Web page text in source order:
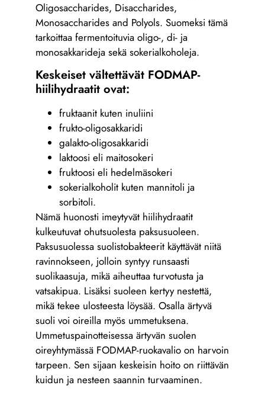
Oligosaccharides, Disaccharides,
Monosaccharides and Polyols. Suomeksi tämä
tarkoittaa fermentoituvia oligo-, di- ja
monosakkarideja sekä sokerialkoholeja.
Keskeiset vältettävät FODMAP-
hiilihydraatit ovat:
fruktaanit kuten inuliini
frukto-oligosakkaridi
galakto-oligosakkaridi
laktoosi eli maitosokeri
fruktoosi eli hedelmäsokeri
sokerialkoholit kuten mannitoli ja
sorbitoli.
Nämä huonosti imeytyvät hiilihydraatit
kulkeutuvat ohutsuolesta paksusuoleen.
Paksusuolessa suolistobakteerit käyttävät niitä
ravinnokseen, jolloin syntyy runsaasti
suolikaasuja, mikä aiheuttaa turvotusta ja
vatsakipua. Lisäksi suoleen kertyy nestettä,
mikä tekee ulosteesta löysää. Osalla ärtyvä
suoli voi oireilla myös ummetuksena.
Ummetuspainotteisessa ärtyvän suolen
oireyhtymässä FODMAP-ruokavalio on harvoin
tarpeen. Sen sijaan keskeisin hoito on riittävän
kuidun ja nesteen saannin turvaaminen.